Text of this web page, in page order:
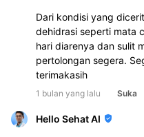
Dari kondisi yang
dehidrasi seperti mata
hari diarenya dan sulit
pertolongan segera.
terimakasih
1 bulan yang lalu Suka
Hello Sehat AI